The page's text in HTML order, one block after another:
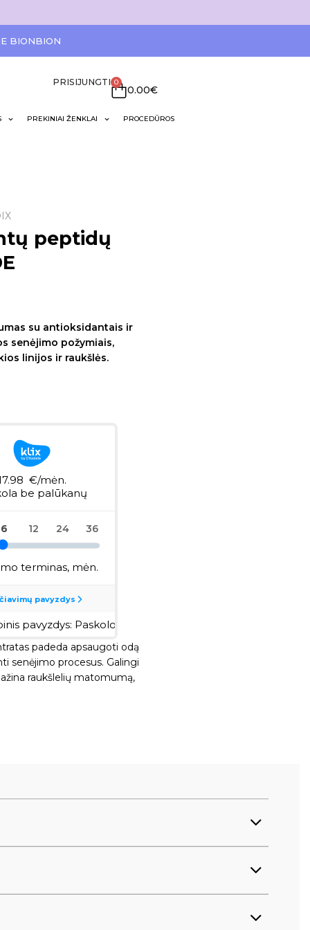
BIONBION
PRISIJUNGTI
0.00€
0
PREKINIAI ŽENKLAI PROCEDŪROS
peptidų
su antioksidantais ir
senėjimo požymiais,
linijos ir raukšlės.
padeda apsaugoti odą
senėjimo procesus. Galingi
raukšlelių matomumą,